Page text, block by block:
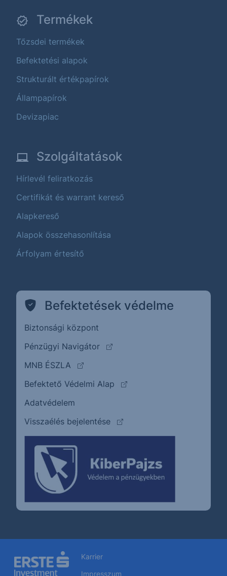
Termékek
Tőzsdei termékek
Befektetési alapok
Strukturált értékpapírok
Állampapírok
Devizapiac
Szolgáltatások
Hírlevél feliratkozás
Certifikát és warrant kereső
Alapkereső
Alapok összehasonlítása
Árfolyam értesítő
Befektetések védelme
Biztonsági központ
Pénzügyi Navigátor
(külső oldalra ugrik)
MNB ÉSZLA
(külső oldalra ugrik)
Befektető Védelmi Alap
(külső oldalra ugrik)
Adatvédelem
Visszaélés bejelentése
(külső oldalra ugrik)
Karrier
Impresszum